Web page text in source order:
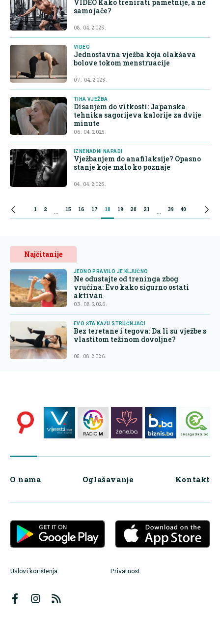
VIDEO Kako trenirati pametnije, a ne
samo jače?
08. 04. 2025.
VIDEO
Jednostavna vježba koja olakšava
bolove tokom menstruacije
07. 04. 2025.
TIHA VJEŽBA
Disanjem do vitkosti: Japanska
tehnika sagorijeva kalorije za dvije
minute
06. 04. 2025.
IZNENADNI NAPADI
Vježbanjem do anafilaksije? Opasno
stanje koje malo ko poznaje
04. 04. 2025.
1 2 ... 15 16 17 18 19 20 21 ... 39 40
Najčitanije
JEDNO PRAVILO JE KLJUČNO
Ne odustajte od treninga zbog
vrućina: Evo kako sigurno ostati
aktivan
03. 08. 2026.
EVO ŠTA KAŽU STRUČNJACI
Bez teretane i tegova: Da li su vježbe s
vlastitom težinom dovoljne?
05. 08. 2026.
O nama Oglašavanje Kontakt
Uslovi korištenja Privatnost